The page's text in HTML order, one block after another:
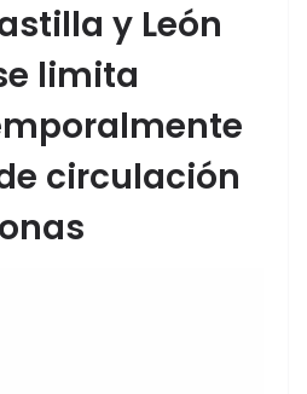
y León
limita
circulación